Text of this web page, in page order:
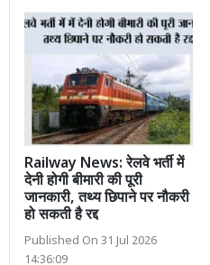
Railway News: रेलवे भर्ती में
देनी होगी बीमारी की पूरी
जानकारी, तथ्य छिपाने पर नौकरी
हो सकती है रद्द
Published On 31 Jul 2026
14:36:09